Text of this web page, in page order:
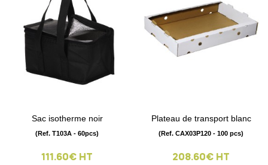
Sac isotherme noir
(Ref. T103A - 60pcs)
111.60€ HT
Plateau de transport blanc
(Ref. CAX03P120 - 100 pcs)
208.60€ HT